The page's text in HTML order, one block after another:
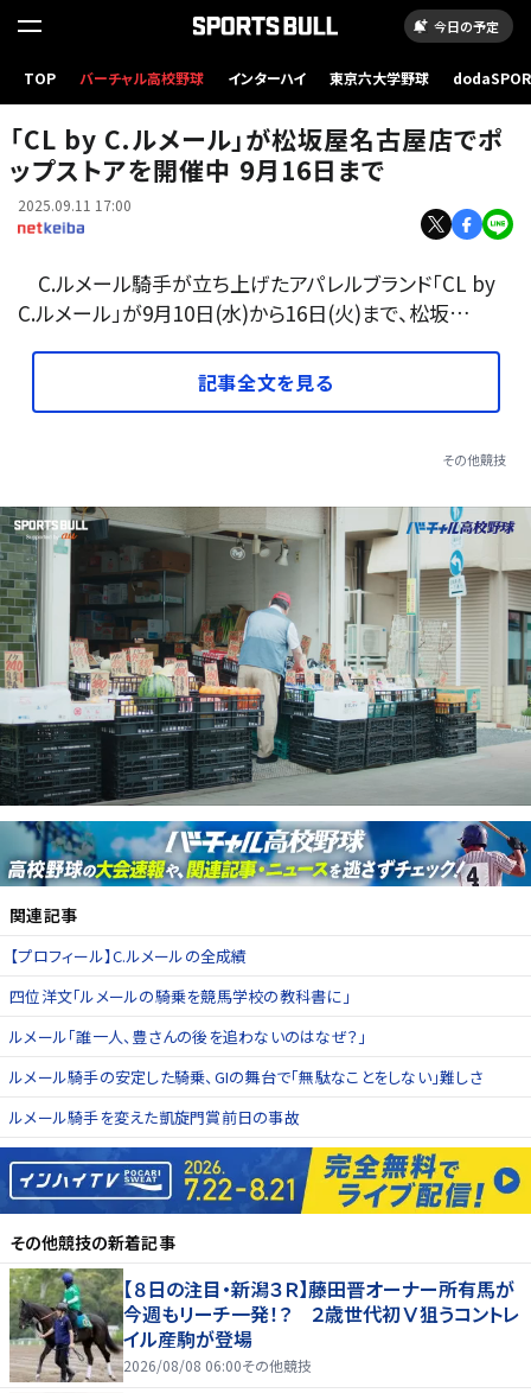
今日の予定
TOP バーチャル高校野球 インターハイ 東京六大学野球
キャロットファームとコラボした長袖シャツ(提供：Cl by C.ルメール)
「CL by C.ルメール」が松坂屋名古屋店でポ
ップストアを開催中 9月16日まで
2025.09.11 17:00
C.ルメール騎手が立ち上げたアパレルブランド「CL by
C.ルメール」が9月10日(水)から16日(火)まで、松坂…
記事全文を見る
その他競技
関連記事
【プロフィール】C.ルメールの全成績
四位洋文「ルメールの騎乗を競馬学校の教科書に」
ルメール「誰一人、豊さんの後を追わないのはなぜ？」
ルメール騎手の安定した騎乗、GIの舞台で「無駄なことをしない」難しさ
ルメール騎手を変えた凱旋門賞前日の事故
その他競技の新着記事
【８日の注目・新潟３Ｒ】藤田晋オーナー所有馬が
今週もリーチ一発！？ ２歳世代初Ⅴ狙うコントレ
イル産駒が登場
2026/08/08 06:00その他競技